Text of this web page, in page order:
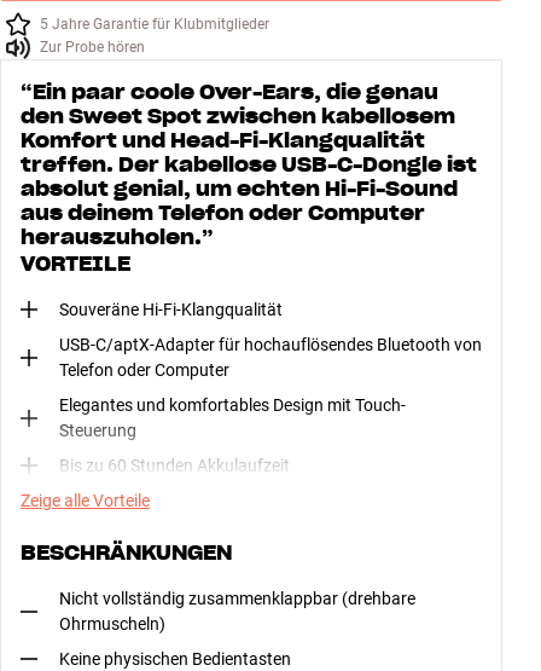
5 Jahre Garantie für Klubmitglieder
Zur Probe hören
“Ein paar coole Over-Ears, die genau
den Sweet Spot zwischen kabellosem
Komfort und Head-Fi-Klangqualität
treffen. Der kabellose USB-C-Dongle ist
absolut genial, um echten Hi-Fi-Sound
aus deinem Telefon oder Computer
herauszuholen.”
VORTEILE
Souveräne Hi-Fi-Klangqualität
USB-C/aptX-Adapter für hochauflösendes Bluetooth von
Telefon oder Computer
Elegantes und komfortables Design mit Touch-
Steuerung
Bis zu 60 Stunden Akkulaufzeit
Zeige alle Vorteile
BESCHRÄNKUNGEN
Nicht vollständig zusammenklappbar (drehbare
Ohrmuscheln)
Keine physischen Bedientasten